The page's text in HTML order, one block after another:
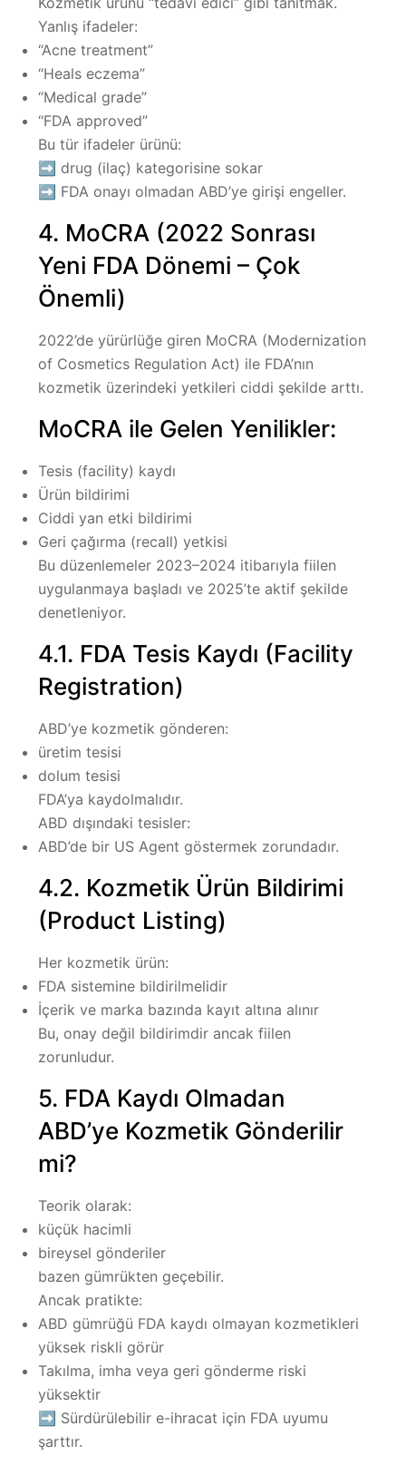
Yanlış ifadeler:
“Acne treatment”
“Heals eczema”
“Medical grade”
“FDA approved”
Bu tür ifadeler ürünü:
➡ drug (ilaç) kategorisine sokar
➡ FDA onayı olmadan ABD’ye girişi engeller.
4. MoCRA (2022 Sonrası
Yeni FDA Dönemi – Çok
Önemli)
2022’de yürürlüğe giren MoCRA (Modernization
of Cosmetics Regulation Act) ile FDA’nın
kozmetik üzerindeki yetkileri ciddi şekilde arttı.
MoCRA ile Gelen Yenilikler:
Tesis (facility) kaydı
Ürün bildirimi
Ciddi yan etki bildirimi
Geri çağırma (recall) yetkisi
Bu düzenlemeler 2023–2024 itibarıyla fiilen
uygulanmaya başladı ve 2025’te aktif şekilde
denetleniyor.
4.1. FDA Tesis Kaydı (Facility
Registration)
ABD’ye kozmetik gönderen:
üretim tesisi
dolum tesisi
FDA’ya kaydolmalıdır.
ABD dışındaki tesisler:
ABD’de bir US Agent göstermek zorundadır.
4.2. Kozmetik Ürün Bildirimi
(Product Listing)
Her kozmetik ürün:
FDA sistemine bildirilmelidir
İçerik ve marka bazında kayıt altına alınır
Bu, onay değil bildirimdir ancak fiilen
zorunludur.
5. FDA Kaydı Olmadan
ABD’ye Kozmetik Gönderilir
mi?
Teorik olarak:
küçük hacimli
bireysel gönderiler
bazen gümrükten geçebilir.
Ancak pratikte:
ABD gümrüğü FDA kaydı olmayan kozmetikleri
yüksek riskli görür
Takılma, imha veya geri gönderme riski
yüksektir
➡ Sürdürülebilir e-ihracat için FDA uyumu
şarttır.